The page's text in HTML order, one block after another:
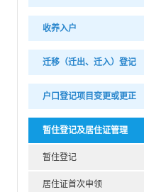
收养入户
迁移（迁出、迁入）登记
户口登记项目变更或更正
暂住登记及居住证管理
暂住登记
居住证首次申领